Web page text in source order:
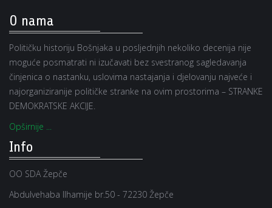
O nama
Političku historiju Bošnjaka u posljednjih nekoliko decenija nije
moguće posmatrati ni izučavati bez svestranog sagledavanja
činjenica o nastanku, uslovima nastajanja i djelovanju najveće i
najorganiziranije političke stranke na ovim prostorima – STRANKE
DEMOKRATSKE AKCIJE.
Opširnije ...
Info
OO SDA Žepče
Abdulvehaba Ilhamije br.50 - 72230 Žepče